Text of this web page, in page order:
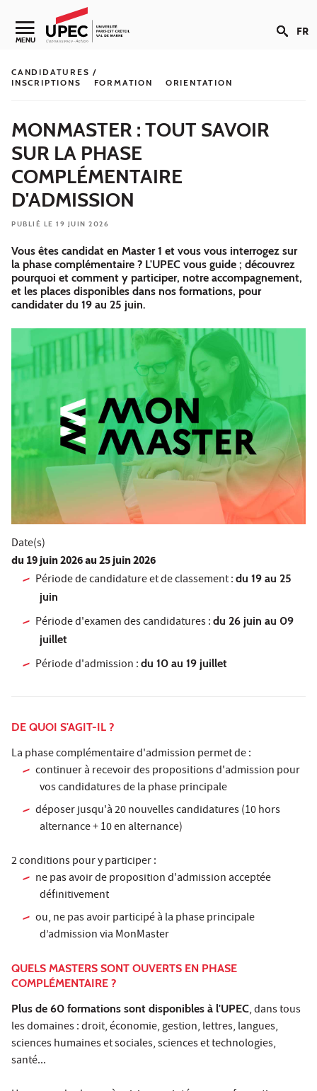
Aller au contenu
Navigation secondaire
MENU FR
CANDIDATURES /
INSCRIPTIONS
FORMATION ORIENTATION
MONMASTER : TOUT SAVOIR
SUR LA PHASE
COMPLÉMENTAIRE
D'ADMISSION
PUBLIÉ LE 19 JUIN 2026
Vous êtes candidat en Master 1 et vous vous interrogez sur
la phase complémentaire ? L'UPEC vous guide ; découvrez
pourquoi et comment y participer, notre accompagnement,
et les places disponibles dans nos formations, pour
candidater du 19 au 25 juin.
Date(s)
du 19 juin 2026au 25 juin 2026
Période de candidature et de classement :du 19 au 25
juin
Période d'examen des candidatures :du 26 juin au 09
juillet
Période d'admission :du 10 au 19 juillet
DE QUOI S'AGIT-IL ?
La phase complémentaire d'admission permet de :
continuer à recevoir des propositions d'admission pour
vos candidatures de la phase principale
déposer jusqu'à 20 nouvelles candidatures (10 hors
alternance + 10 en alternance)
2 conditions pour y participer :
ne pas avoir de proposition d'admission acceptée
définitivement
ou, ne pas avoir participé à la phase principale
d’admission via MonMaster
QUELS MASTERS SONT OUVERTS EN PHASE
COMPLÉMENTAIRE ?
Plus de 60 formations sont disponibles à l'UPEC, dans tous
les domaines : droit, économie, gestion, lettres, langues,
sciences humaines et sociales, sciences et technologies,
santé...